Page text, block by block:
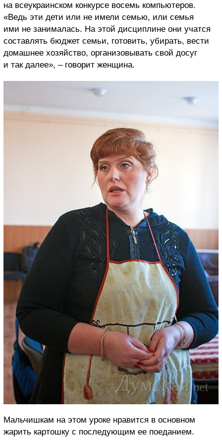
на всеукраинском конкурсе восемь компьютеров.
«Ведь эти дети или не имели семью, или семья
ими не занималась. На этой дисциплине они учатся
составлять бюджет семьи, готовить, убирать, вести
домашнее хозяйство, организовывать свой досуг
и так далее», – говорит женщина.
Мальчишкам на этом уроке нравится в основном
жарить картошку с последующим ее поеданием.